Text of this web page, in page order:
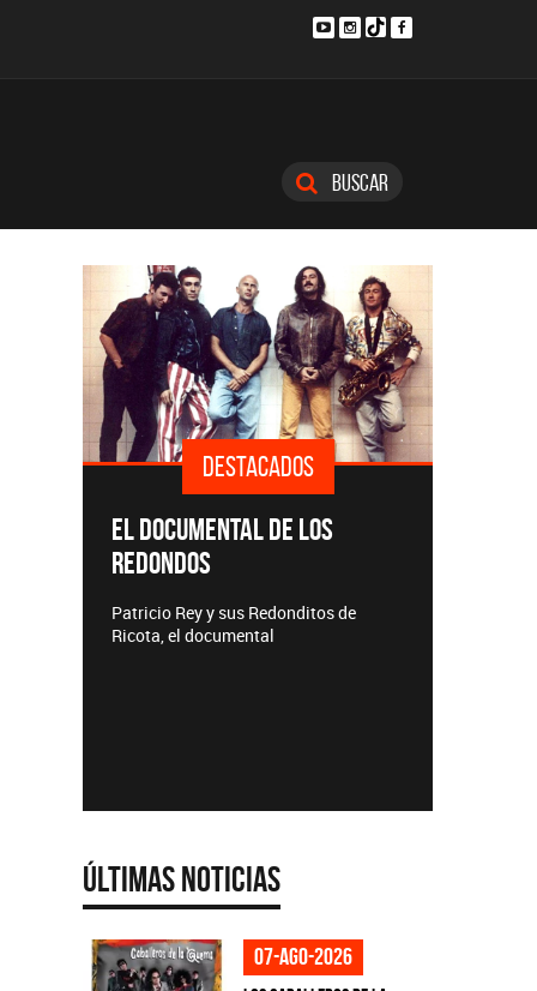
Buscar
Redonditos de
DESTACADOS
SINGLES Y DISCOS DESTACADOS
Últimas Noticias
07-ago-2026